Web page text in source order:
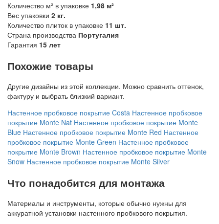
Количество м² в упаковке 1,98 м²
Вес упаковки 2 кг.
Количество плиток в упаковке 11 шт.
Страна производства Португалия
Гарантия 15 лет
Похожие товары
Другие дизайны из этой коллекции. Можно сравнить оттенок,
фактуру и выбрать близкий вариант.
Настенное пробковое покрытие Costa Настенное пробковое
покрытие Monte Nat Настенное пробковое покрытие Monte
Blue Настенное пробковое покрытие Monte Red Настенное
пробковое покрытие Monte Green Настенное пробковое
покрытие Monte Brown Настенное пробковое покрытие Monte
Snow Настенное пробковое покрытие Monte Silver
Что понадобится для монтажа
Материалы и инструменты, которые обычно нужны для
аккуратной установки настенного пробкового покрытия.